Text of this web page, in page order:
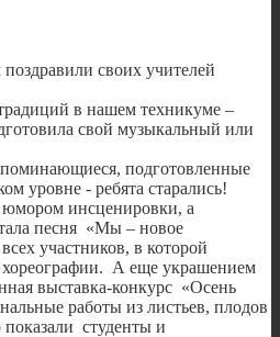
своих учителей
в нашем техникуме –
свой музыкальный или
подготовленные
уровне - ребята старались!
юмором инсценировки, а
песня «Мы – новое
участников, в которой
хореографии. А еще украшением
выставка-конкурс «Осень
работы из листьев, плодов
показали студенты и